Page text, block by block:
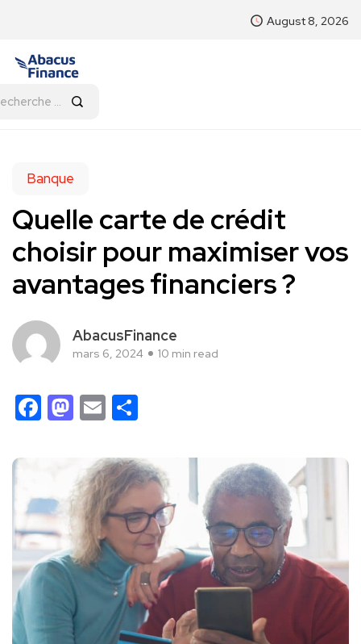
August 8, 2026
Banque
Quelle carte de crédit
choisir pour maximiser vos
avantages financiers ?
AbacusFinance
mars 6, 2024 10 min read
Facebook
Mastodon
Email